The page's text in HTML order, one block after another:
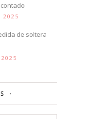
2025
de soltera